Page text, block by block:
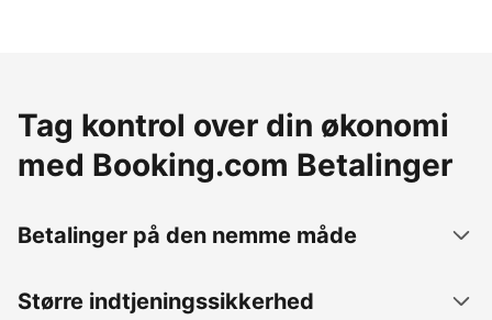
Tag kontrol over din økonomi
med Booking.com Betalinger
Betalinger på den nemme måde
Større indtjeningssikkerhed